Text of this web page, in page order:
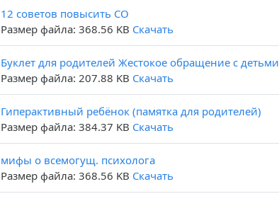
12 советов повысить СО
Размер файла: 368.56 KB Скачать
Буклет для родителей Жестокое обращение с детьми
Размер файла: 207.88 KB Скачать
Гиперактивный ребёнок (памятка для родителей)
Размер файла: 384.37 KB Скачать
мифы о всемогущ. психолога
Размер файла: 368.56 KB Скачать